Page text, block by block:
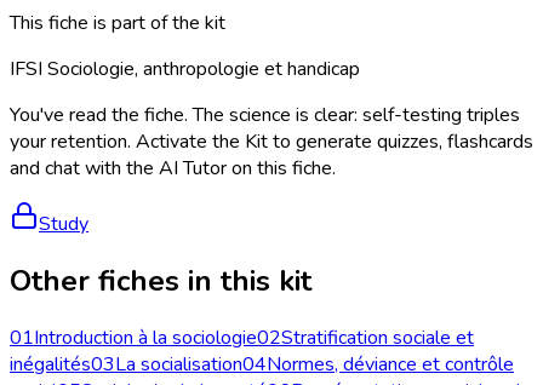
This fiche is part of the kit
IFSI Sociologie, anthropologie et handicap
You've read the fiche. The science is clear: self-testing triples
your retention. Activate the Kit to generate quizzes, flashcards
and chat with the AI Tutor on this fiche.
Study
Other fiches in this kit
01Introduction à la sociologie02Stratification sociale et
inégalités03La socialisation04Normes, déviance et contrôle